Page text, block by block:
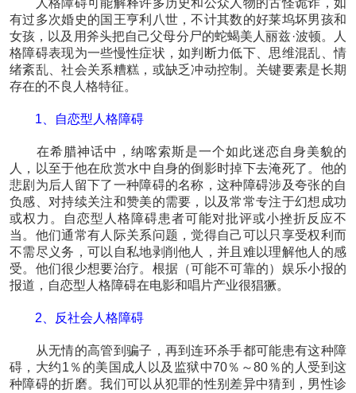
人格障碍可能解释许多历史和公众人物的古怪诡诈，如
有过多次婚史的国王亨利八世，不计其数的好莱坞坏男孩和
女孩，以及用斧头把自己父母分尸的蛇蝎美人丽兹·波顿。人
格障碍表现为一些慢性症状，如判断力低下、思维混乱、情
绪紊乱、社会关系糟糕，或缺乏冲动控制。关键要素是长期
存在的不良人格特征。
1、自恋型人格障碍
在希腊神话中，纳喀索斯是一个如此迷恋自身美貌的
人，以至于他在欣赏水中自身的倒影时掉下去淹死了。他的
悲剧为后人留下了一种障碍的名称，这种障碍涉及夸张的自
负感、对持续关注和赞美的需要，以及常常专注于幻想成功
或权力。自恋型人格障碍患者可能对批评或小挫折反应不
当。他们通常有人际关系问题，觉得自己可以只享受权利而
不需尽义务，可以自私地剥削他人，并且难以理解他人的感
受。他们很少想要治疗。根据（可能不可靠的）娱乐小报的
报道，自恋型人格障碍在电影和唱片产业很猖獗。
2、反社会人格障碍
从无情的高管到骗子，再到连环杀手都可能患有这种障
碍，大约1％的美国成人以及监狱中70％～80％的人受到这
种障碍的折磨。我们可以从犯罪的性别差异中猜到，男性诊